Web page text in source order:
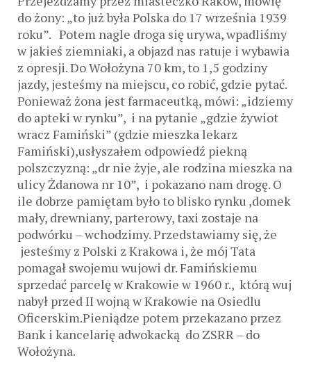
do żony: „to już była Polska do 17 września 1939
roku”. Potem nagle droga się urywa, wpadliśmy
w jakieś ziemniaki, a objazd nas ratuje i wybawia
z opresji. Do Wołożyna 70 km, to 1,5 godziny
jazdy, jesteśmy na miejscu, co robić, gdzie pytać.
Ponieważ żona jest farmaceutką, mówi: „idziemy
do apteki w rynku”, i na pytanie „gdzie żywiot
wracz Famiński” (gdzie mieszka lekarz
Famiński),usłyszałem odpowiedź piekną
polszczyzną: „dr nie żyje, ale rodzina mieszka na
ulicy Żdanowa nr 10”, i pokazano nam drogę. O
ile dobrze pamiętam było to blisko rynku ,domek
mały, drewniany, parterowy, taxi zostaje na
podwórku – wchodzimy. Przedstawiamy się, że
jesteśmy z Polski z Krakowa i, że mój Tata
pomagał swojemu wujowi dr. Famińskiemu
sprzedać parcelę w Krakowie w 1960 r., którą wuj
nabył przed II wojną w Krakowie na Osiedlu
Oficerskim.Pieniądze potem przekazano przez
Bank i kancelarię adwokacką do ZSRR – do
Wołożyna.